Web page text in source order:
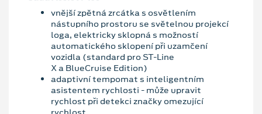
vnější zpětná zrcátka s osvětlením
nástupního prostoru se světelnou projekcí
loga, elektricky sklopná s možností
automatického sklopení při uzamčení
vozidla (standard pro ST-Line
X a BlueCruise Edition)
adaptivní tempomat s inteligentním
asistentem rychlosti - může upravit
rychlost při detekci značky omezující